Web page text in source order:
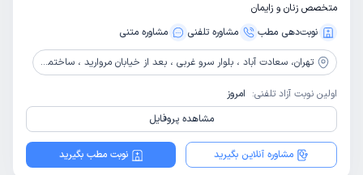
متخصص زنان و زایمان
نوبت‌دهی مطب
مشاوره‌ تلفنی مشاوره‌ متنی
تهران، سعادت آباد ، بلوار سرو غربی ، بعد از خیابان مروارید ، ساختمان پزشکان سرو سبز، پلاک 33، طبقه 3
اولین نوبت آزاد تلفنی: امروز
مشاهده پروفایل
مشاوره آنلاین بگیرید نوبت مطب بگیرید